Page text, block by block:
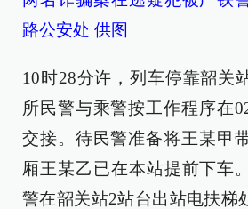
路公安处 供图
10时28分许，列车停靠韶关
所民警与乘警按工作程序在
交接。待民警准备将王某甲
厢王某乙已在本站提前下车
警在韶关站2站台出站电扶梯